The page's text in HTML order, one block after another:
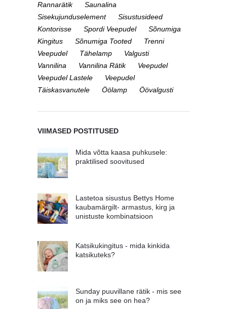
Rannarätik
Saunalina
Sisekujunduselement
Sisustusideed
Kontorisse
Spordi Veepudel
Sõnumiga
Kingitus
Sõnumiga Tooted
Trenni
Veepudel
Tähelamp
Valgusti
Vannilina
Vannilina Rätik
Veepudel
Veepudel Lastele
Veepudel
Täiskasvanutele
Öölamp Öövalgusti
VIIMASED POSTITUSED
Mida võtta kaasa puhkusele:
praktilised soovitused
Lastetoa sisustus Bettys Home
kaubamärgilt- armastus, kirg ja
unistuste kombinatsioon
Katsikukingitus - mida kinkida
katsikuteks?
Sunday puuvillane rätik - mis see
on ja miks see on hea?